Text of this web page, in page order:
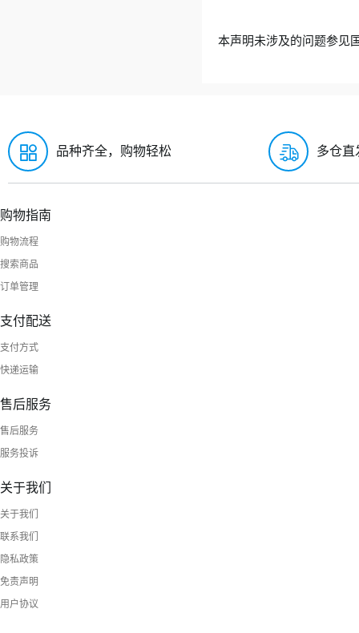
本声明未涉及的问题参见
品种齐全，购物轻松 多仓直
购物指南
购物流程
搜索商品
订单管理
支付配送
支付方式
快递运输
售后服务
售后服务
服务投诉
关于我们
关于我们
联系我们
隐私政策
免责声明
用户协议